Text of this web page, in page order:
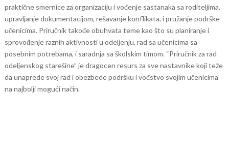
praktične smernice za organizaciju i vođenje sastanaka sa roditeljima,
upravljanje dokumentacijom, rešavanje konflikata, i pružanje podrške
učenicima. Priručnik takođe obuhvata teme kao što su planiranje i
sprovođenje raznih aktivnosti u odeljenju, rad sa učenicima sa
posebnim potrebama, i saradnja sa školskim timom. “Priručnik za rad
odeljenskog starešine” je dragocen resurs za sve nastavnike koji teže
da unaprede svoj rad i obezbede podršku i vođstvo svojim učenicima
na najbolji mogući način.